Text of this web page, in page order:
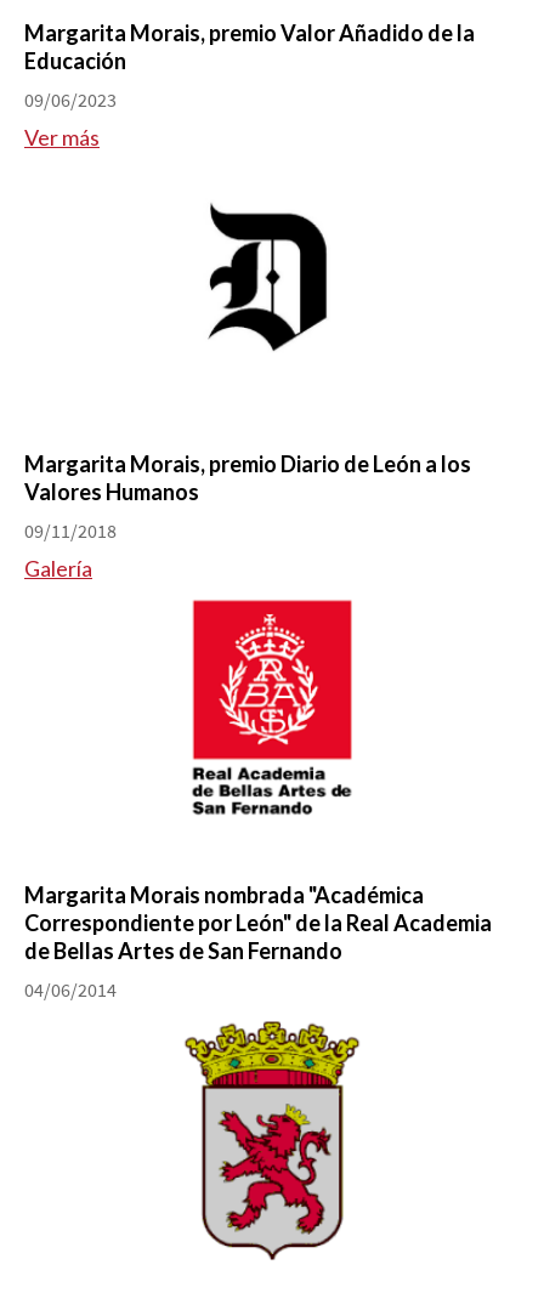
Margarita Morais, premio Valor Añadido de la
Educación
09/06/2023
Ver más
Margarita Morais, premio Diario de León a los
Valores Humanos
09/11/2018
Galería
Margarita Morais nombrada "Académica
Correspondiente por León" de la Real Academia
de Bellas Artes de San Fernando
04/06/2014